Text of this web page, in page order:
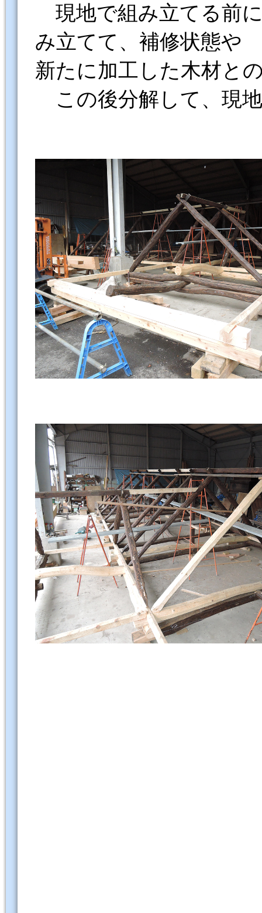
現地で組み立てる前
み立てて、補修状態や
新たに加工した木材と
この後分解して、現